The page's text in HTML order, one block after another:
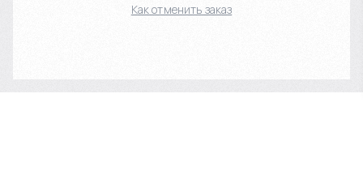
Как отменить заказ